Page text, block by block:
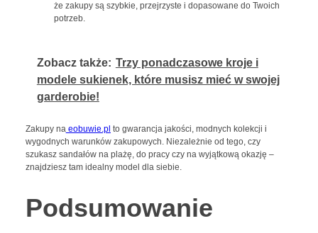
że zakupy są szybkie, przejrzyste i dopasowane do Twoich
potrzeb.
Zobacz także: Trzy ponadczasowe kroje i
modele sukienek, które musisz mieć w swojej
garderobie!
Zakupy naeobuwie.pl to gwarancja jakości, modnych kolekcji i
wygodnych warunków zakupowych. Niezależnie od tego, czy
szukasz sandałów na plażę, do pracy czy na wyjątkową okazję –
znajdziesz tam idealny model dla siebie.
Podsumowanie